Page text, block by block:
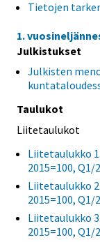
Tietojen
1.
Julkistukset
Julkisten
Taulukot
Liitetaulukot
Liitetaulukko
2015=100,
Liitetaulukko
2015=100,
Liitetaulukko
2015=100,